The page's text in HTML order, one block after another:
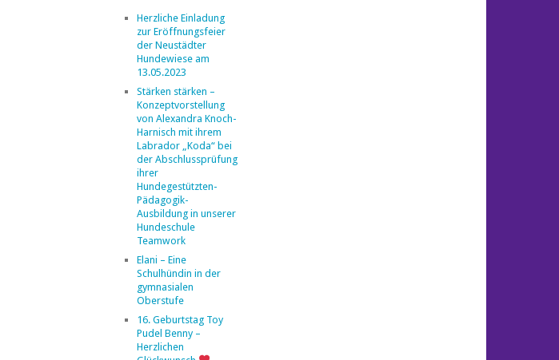
Herzliche Einladung
zur Eröffnungsfeier
der Neustädter
Hundewiese am
13.05.2023
Stärken stärken –
Konzeptvorstellung
von Alexandra Knoch-
Harnisch mit ihrem
Labrador „Koda“ bei
der Abschlussprüfung
ihrer
Hundegestützten-
Pädagogik-
Ausbildung in unserer
Hundeschule
Teamwork
Elani – Eine
Schulhündin in der
gymnasialen
Oberstufe
16. Geburtstag Toy
Pudel Benny –
Herzlichen